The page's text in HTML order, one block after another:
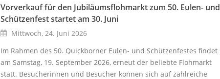
Vorverkauf für den Jubiläumsflohmarkt zum 50. Eulen- und
Schützenfest startet am 30. Juni
Mittwoch, 24. Juni 2026
Im Rahmen des 50. Quickborner Eulen- und Schützenfestes findet
am Samstag, 19. September 2026, erneut der beliebte Flohmarkt
statt. Besucherinnen und Besucher können sich auf zahlreiche